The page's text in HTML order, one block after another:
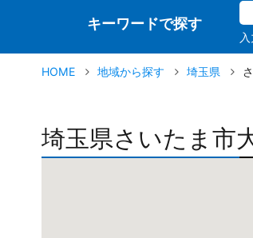
キーワードで探す
HOME 地域から探す 埼玉県
埼玉県さいたま市